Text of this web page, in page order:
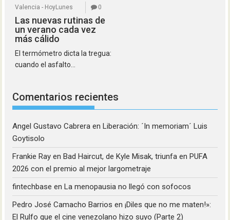
Valencia - HoyLunes
0
Las nuevas rutinas de
un verano cada vez
más cálido
El termómetro dicta la tregua:
cuando el asfalto...
Comentarios recientes
Angel Gustavo Cabrera enLiberación: ´In memoriam´ Luis
Goytisolo
Frankie Ray enBad Haircut, de Kyle Misak, triunfa en PUFA
2026 con el premio al mejor largometraje
fintechbase enLa menopausia no llegó con sofocos
Pedro José Camacho Barrios en¡Diles que no me maten!»:
El Rulfo que el cine venezolano hizo suyo (Parte 2)